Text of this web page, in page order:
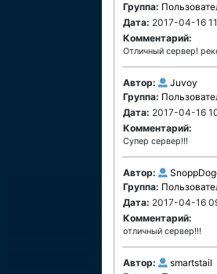
Группа:
Дата: 2017-04-16
Комментарий:
Отличный сервер!
Автор:
Juvoy
Группа:
Дата: 2017-04-16
Комментарий:
Супер сервер!!!
Автор:
Группа:
Дата: 2017-04-16
Комментарий:
отличный сервер!!!
Автор:
smartstail